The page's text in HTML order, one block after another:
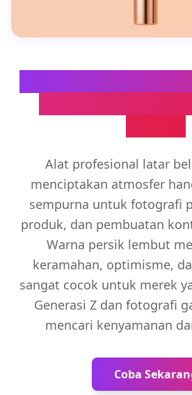
Alat profesional latar
menciptakan atmosfer
sempurna untuk fotografi
produk, dan pembuatan
Warna persik lembut
keramahan, optimisme,
sangat cocok untuk merek
Generasi Z dan fotografi
mencari kenyamanan
Coba